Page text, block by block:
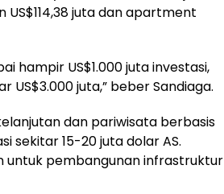
juta dan apartment
hampir US$1.000 juta investasi,
juta,” beber Sandiaga.
dan pariwisata berbasis
sekitar 15-20 juta dolar AS.
untuk pembangunan infrastruktur